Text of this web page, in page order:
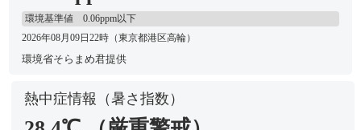
光化学オキシダント濃度
0.023 ppm
環境基準値 0.06ppm以下
環境省そらまめ君提供